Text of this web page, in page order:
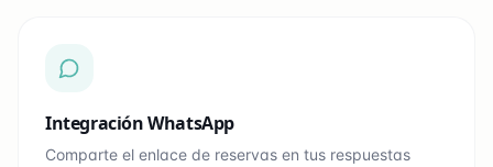
Integración WhatsApp
Comparte el enlace de reservas en tus respuestas